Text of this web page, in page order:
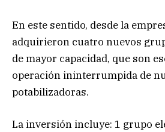
En este sentido, desde la
adquirieron cuatro nuevos
de mayor capacidad, que son
operación ininterrumpida de
potabilizadoras.
La inversión incluye: 1 grupo